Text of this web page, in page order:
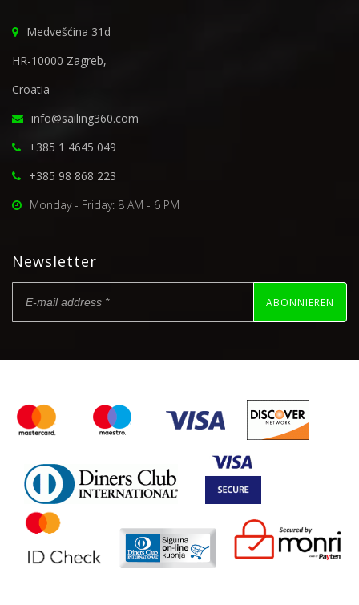
Medvešćina 31d
HR-10000 Zagreb,
Croatia
info@sailing360.com
+385 1 4645 049
+385 98 868 223
Monday - Friday: 8 AM - 6 PM
Newsletter
ABONNIEREN